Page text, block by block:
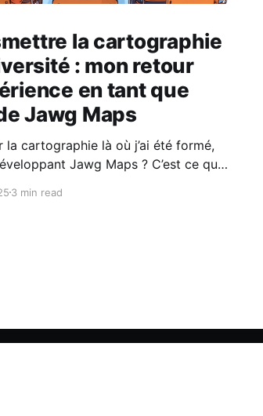
la cartographie
: mon retour
en tant que
Jawg Maps
la cartographie là où j’ai été formé,
Jawg Maps ? C’est ce que
(et ce que j’aurais aimé qu’on me
3 min read